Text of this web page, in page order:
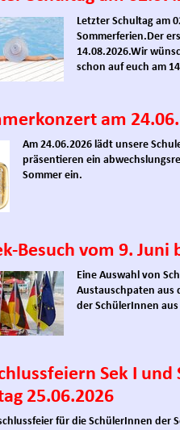
Letzter Schultag am
Sommerferien.Der
14.08.2026.Wir
schon auf euch am
am
Am 24.06.2026 lädt unsere
präsentieren ein
Sommer ein.
Besuch vom 9. Juni
Eine Auswahl von
Austauschpaten aus
der SchülerInnen
Sek I und
25.06.2026
für die SchülerInnen